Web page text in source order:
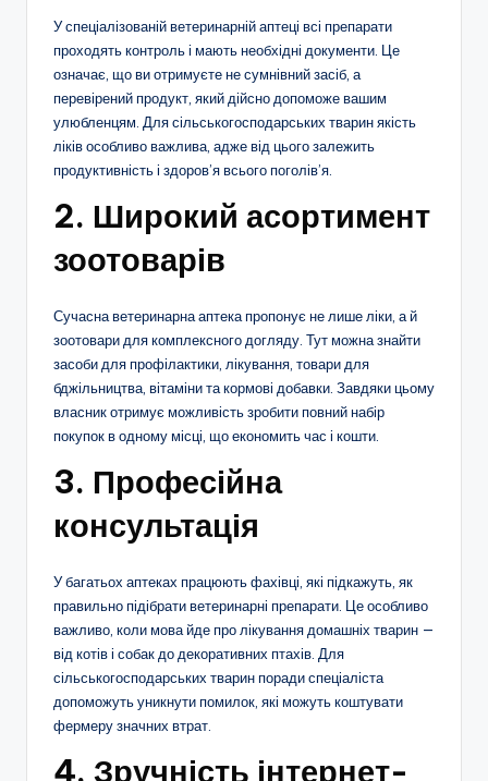
У спеціалізованій ветеринарній аптеці всі препарати
проходять контроль і мають необхідні документи. Це
означає, що ви отримуєте не сумнівний засіб, а
перевірений продукт, який дійсно допоможе вашим
улюбленцям. Для сільськогосподарських тварин якість
ліків особливо важлива, адже від цього залежить
продуктивність і здоров’я всього поголів’я.
2. Широкий асортимент
зоотоварів
Сучасна ветеринарна аптека пропонує не лише ліки, а й
зоотовари для комплексного догляду. Тут можна знайти
засоби для профілактики, лікування, товари для
бджільництва, вітаміни та кормові добавки. Завдяки цьому
власник отримує можливість зробити повний набір
покупок в одному місці, що економить час і кошти.
3. Професійна
консультація
У багатьох аптеках працюють фахівці, які підкажуть, як
правильно підібрати ветеринарні препарати. Це особливо
важливо, коли мова йде про лікування домашніх тварин —
від котів і собак до декоративних птахів. Для
сільськогосподарських тварин поради спеціаліста
допоможуть уникнути помилок, які можуть коштувати
фермеру значних втрат.
4. Зручність інтернет-